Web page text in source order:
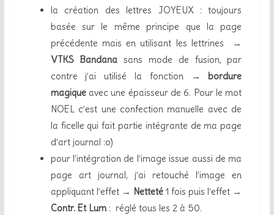
la création des lettres JOYEUX : toujours
basée sur le même principe que la page
précédente mais en utilisant les lettrines →
VTKS Bandana sans mode de fusion, par
contre j’ai utilisé la fonction → bordure
magiqueavec une épaisseur de 6. Pour le mot
NOEL c’est une confection manuelle avec de
la ficelle qui fait partie intégrante de ma page
d’art journal :o)
pour l’intégration de l’image issue aussi de ma
page art journal, j’ai retouché l’image en
appliquant l’effet → Netteté1 fois puis l’effet →
Contr. Et Lum: réglé tous les 2 à 50.